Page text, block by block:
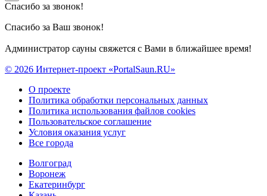
Спасибо за звонок!
Спасибо за Ваш звонок!
Администратор сауны свяжется с Вами в ближайшее время!
© 2026 Интернет-проект «PortalSaun.RU»
О проекте
Политика обработки персональных данных
Политика использования файлов cookies
Пользовательское соглашение
Условия оказания услуг
Все города
Волгоград
Воронеж
Екатеринбург